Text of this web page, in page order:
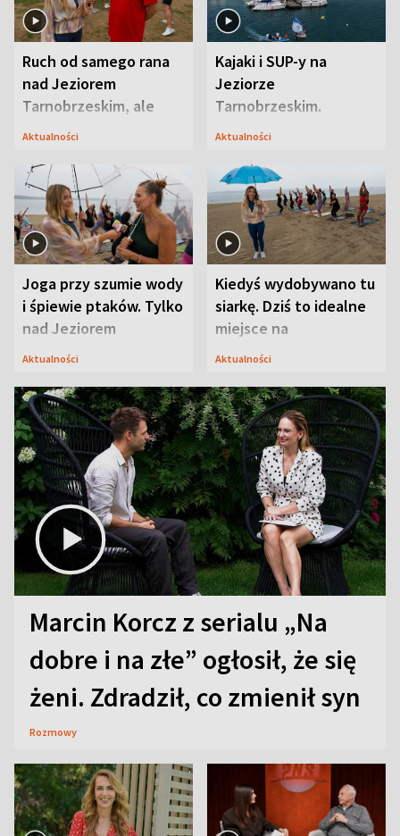
Ruch od samego rana
nad Jeziorem
Tarnobrzeskim, ale
ważna jest jedna
Aktualności
Kajaki i SUP-y na
Jeziorze
Tarnobrzeskim.
Przyrodnicy zwracają
Aktualności
Joga przy szumie wody
i śpiewie ptaków. Tylko
nad Jeziorem
Tarnobrzeskim
Aktualności
Kiedyś wydobywano tu
siarkę. Dziś to idealne
miejsce na
wypoczynek
Aktualności
Marcin Korcz z serialu „Na
dobre i na złe” ogłosił, że się
żeni. Zdradził, co zmienił syn
Rozmowy